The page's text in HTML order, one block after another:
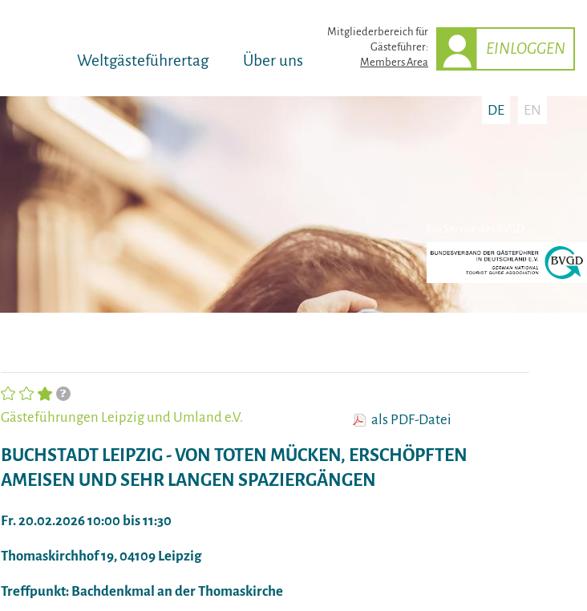
Weltgäst­eführertag Über uns
Mitglieder­bereich für
Gästeführer:
Members Area
EINLOGGEN
DE EN
als PDF-Datei
Gästeführungen Leipzig und Umland e.V.
BUCHSTADT LEIPZIG - VON TOTEN MÜCKEN, ERSCHÖPFTEN
AMEISEN UND SEHR LANGEN SPAZIERGÄNGEN
Fr. 20.02.2026 10:00 bis 11:30
Thomaskirchhof 19, 04109 Leipzig
Treffpunkt: Bachdenkmal an der Thomaskirche